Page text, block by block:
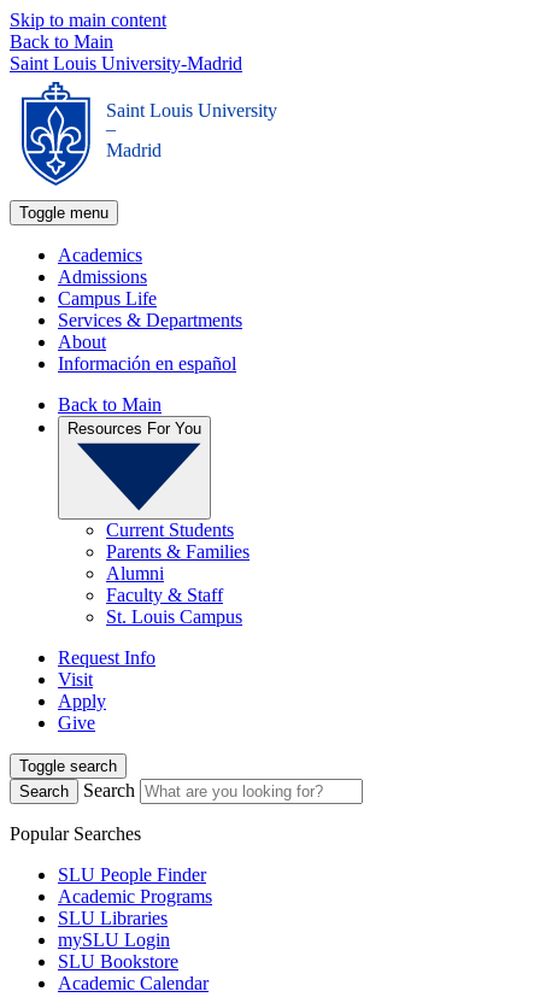
Skip to main content
Back to Main
Saint Louis University-Madrid
Saint Louis University
_
Madrid
Toggle menu
Academics
Admissions
Campus Life
Services & Departments
About
Información en español
Back to Main
Resources For You
Current Students
Parents & Families
Alumni
Faculty & Staff
St. Louis Campus
Request Info
Visit
Apply
Give
Toggle search
Search
Search
Popular Searches
SLU People Finder
Academic Programs
SLU Libraries
mySLU Login
SLU Bookstore
Academic Calendar